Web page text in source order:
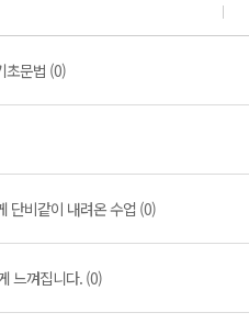
초문법 (0)
단비같이 내려온 수업 (0)
느껴집니다. (0)